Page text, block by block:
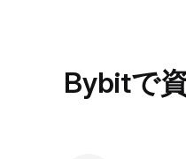
Bybitで